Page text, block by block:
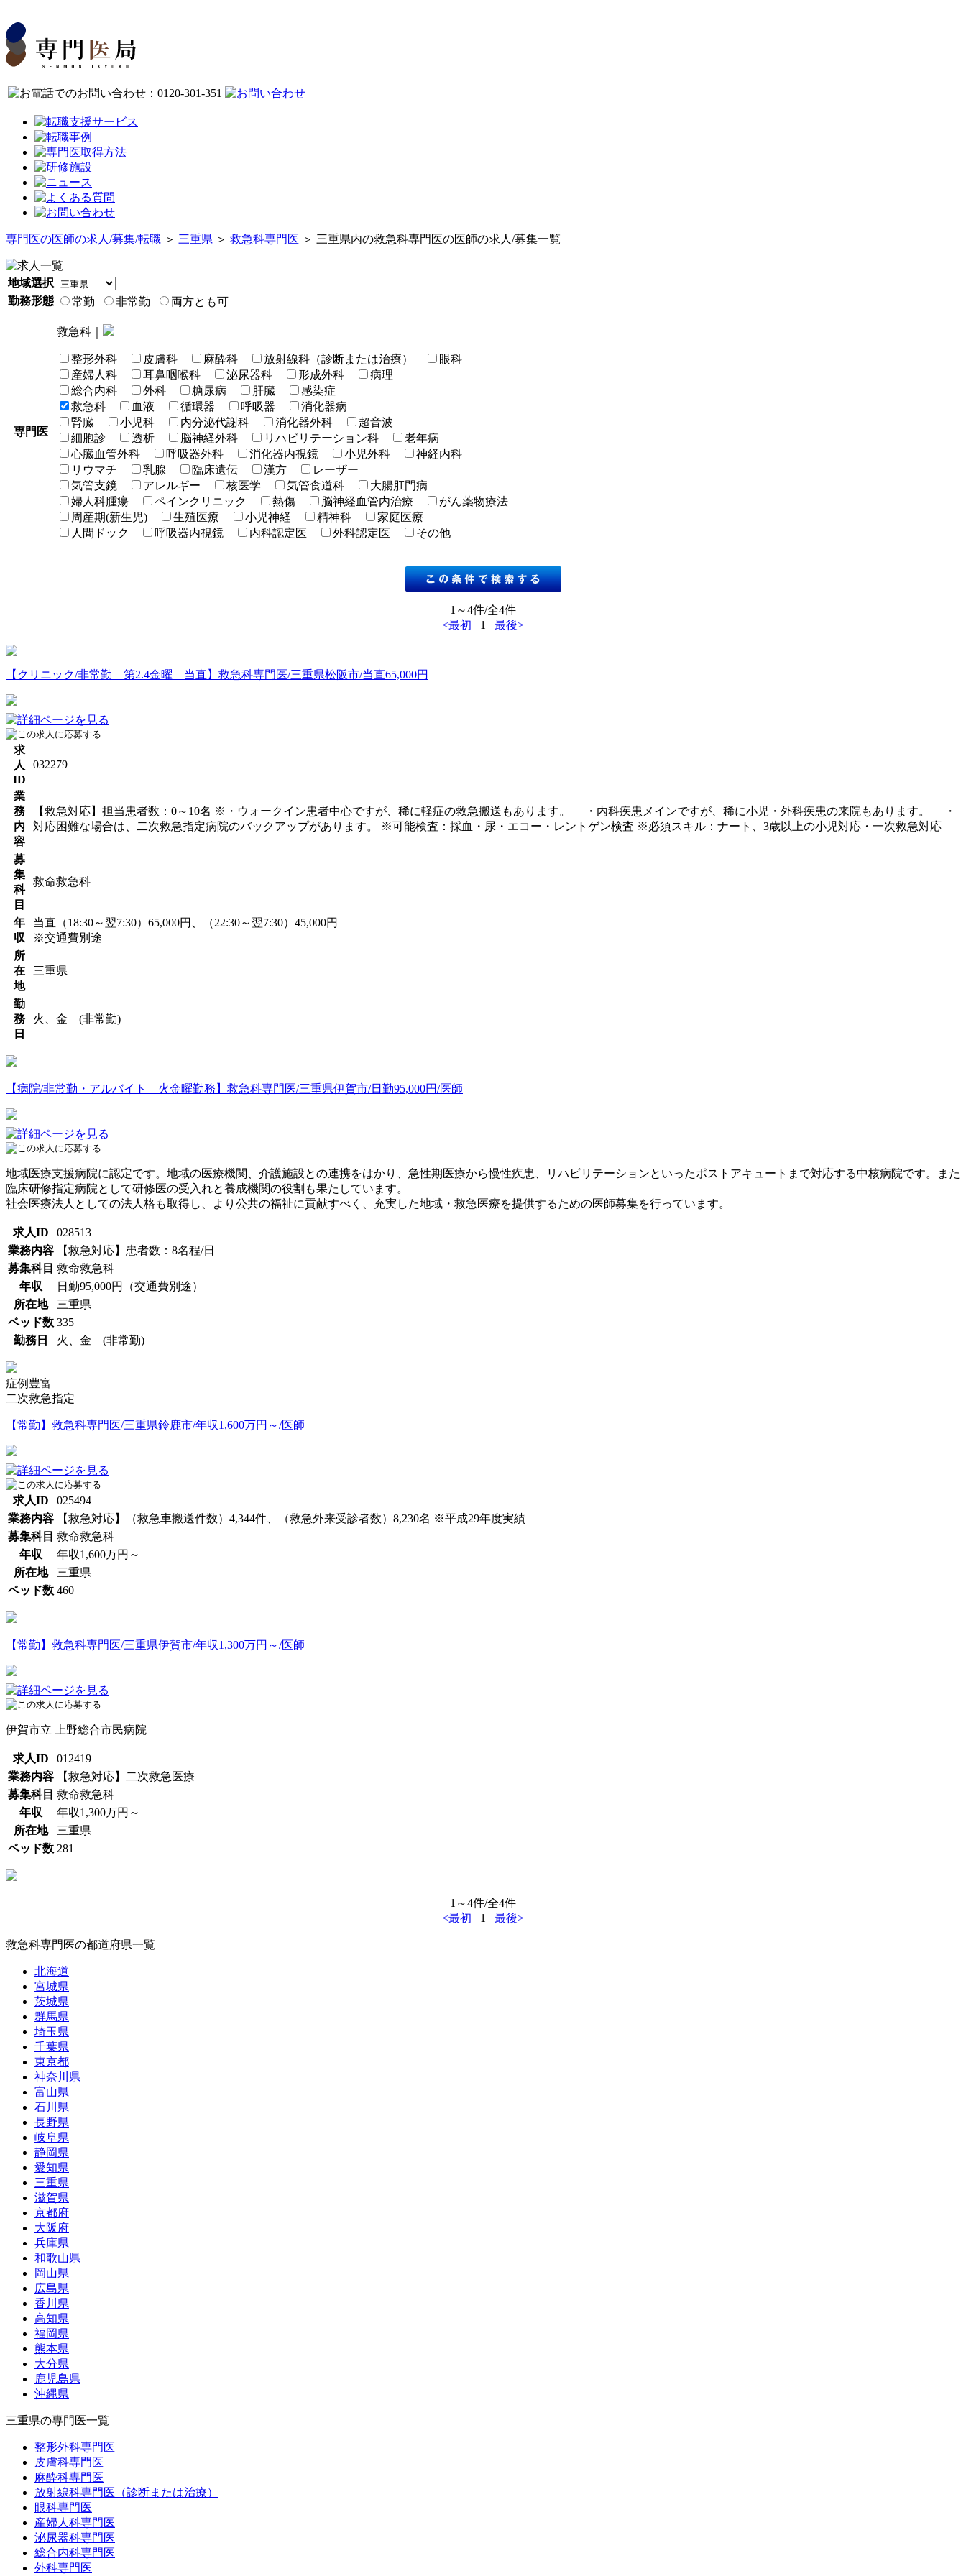
専門医の医師の求人/募集/転職 ＞ 三重県 ＞ 救急科専門医 ＞ 三重県内の救急科専門医の医師の求人/募集一覧
地域選択
勤務形態
常勤 非常勤 両方とも可
専門医
救急科｜
整形外科 皮膚科 麻酔科 放射線科（診断または治療）
眼科
産婦人科
耳鼻咽喉科 泌尿器科 形成外科
病理
総合内科
外科 糖尿病 肝臓
感染症
救急科
血液 循環器 呼吸器
消化器病
腎臓
小児科 内分泌代謝科 消化器外科
超音波
細胞診
透析 脳神経外科 リハビリテーション科
老年病
心臓血管外科
呼吸器外科 消化器内視鏡 小児外科
神経内科
リウマチ
乳腺 臨床遺伝 漢方
レーザー
気管支鏡
アレルギー 核医学 気管食道科
大腸肛門病
婦人科腫瘍
ペインクリニック 熱傷 脳神経血管内治療
がん薬物療法
周産期(新生児)
生殖医療 小児神経 精神科
家庭医療
人間ドック
呼吸器内視鏡 内科認定医 外科認定医 その他
1～4件/全4件
<最初
1 最後>
【クリニック/非常勤 第2.4金曜 当直】救急科専門医/三重県松阪市/当直65,000円
求
人
ID
032279
業
務
内
容
【救急対応】担当患者数：0～10名 ※・ウォークイン患者中心ですが、稀に軽症の救急搬送もあります。 ・内科疾患メインですが、稀に小児・外科疾患の来院もあります。 ・
対応困難な場合は、二次救急指定病院のバックアップがあります。 ※可能検査：採血・尿・エコー・レントゲン検査 ※必須スキル：ナート、3歳以上の小児対応・一次救急対応
募
集
科
目
救命救急科
年
収
当直（18:30～翌7:30）65,000円、（22:30～翌7:30）45,000円
※交通費別途
所
在
地
三重県
勤
務
日
火、金 (非常勤)
【病院/非常勤・アルバイト 火金曜勤務】救急科専門医/三重県伊賀市/日勤95,000円/医師
地域医療支援病院に認定です。地域の医療機関、介護施設との連携をはかり、急性期医療から慢性疾患、リハビリテーションといったポストアキュートまで対応する中核病院です。また
臨床研修指定病院として研修医の受入れと養成機関の役割も果たしています。
社会医療法人としての法人格も取得し、より公共の福祉に貢献すべく、充実した地域・救急医療を提供するための医師募集を行っています。
求人ID
028513
業務内容
【救急対応】患者数：8名程/日
募集科目 救命救急科
年収
日勤95,000円（交通費別途）
所在地
三重県
ベッド数 335
勤務日
火、金 (非常勤)
症例豊富
二次救急指定
【常勤】救急科専門医/三重県鈴鹿市/年収1,600万円～/医師
求人ID
025494
業務内容
【救急対応】（救急車搬送件数）4,344件、（救急外来受診者数）8,230名 ※平成29年度実績
募集科目 救命救急科
年収
年収1,600万円～
所在地
三重県
ベッド数 460
【常勤】救急科専門医/三重県伊賀市/年収1,300万円～/医師
伊賀市立 上野総合市民病院
求人ID
012419
業務内容
【救急対応】二次救急医療
募集科目 救命救急科
年収
年収1,300万円～
所在地
三重県
ベッド数 281
1～4件/全4件
<最初
1 最後>
救急科専門医の都道府県一覧
北海道
宮城県
茨城県
群馬県
埼玉県
千葉県
東京都
神奈川県
富山県
石川県
長野県
岐阜県
静岡県
愛知県
三重県
滋賀県
京都府
大阪府
兵庫県
和歌山県
岡山県
広島県
香川県
高知県
福岡県
熊本県
大分県
鹿児島県
沖縄県
三重県の専門医一覧
整形外科専門医
皮膚科専門医
麻酔科専門医
放射線科専門医（診断または治療）
眼科専門医
産婦人科専門医
泌尿器科専門医
総合内科専門医
外科専門医